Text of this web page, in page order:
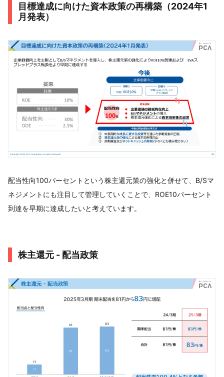
目標達成に向けた資本政策の再構築（2024年1
月発表）
配当性向100パーセントという株主還元策の強化と併せて、B/Sマ
ネジメントにも注目して管理していくことで、ROE10パーセント
到達を早期に達成したいと考えています。
株主還元 - 配当政策